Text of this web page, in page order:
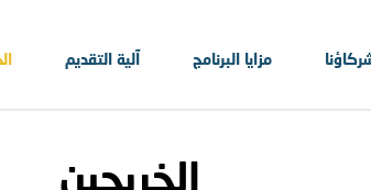
مزايا البرنامج آلية التقديم
الخريجين